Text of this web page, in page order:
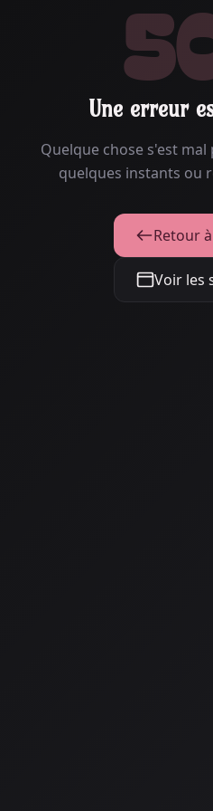
Une erreur
Quelque chose s'est mal
quelques instants ou
Retour
Voir les